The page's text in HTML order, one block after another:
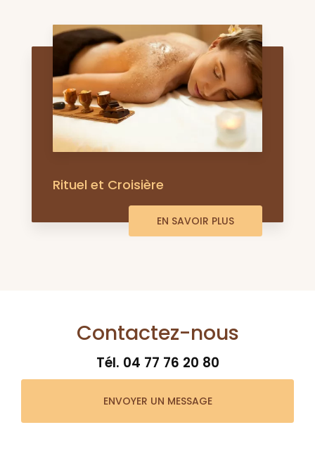
Rituel et Croisière
EN SAVOIR PLUS
Contactez-nous
Tél. 04 77 76 20 80
ENVOYER UN MESSAGE